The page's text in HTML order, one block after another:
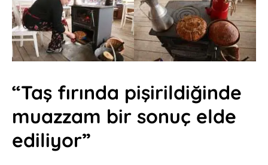
“Taş fırında pişirildiğinde
muazzam bir sonuç elde
ediliyor”